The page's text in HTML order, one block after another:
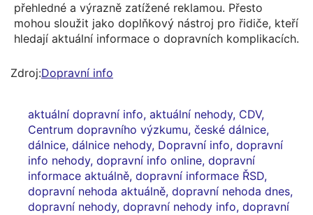
přehledné a výrazně zatížené reklamou. Přesto
mohou sloužit jako doplňkový nástroj pro řidiče, kteří
hledají aktuální informace o dopravních komplikacích.
Zdroj:Dopravní info
aktuální dopravní info, aktuální nehody, CDV,
Centrum dopravního výzkumu, české dálnice,
dálnice, dálnice nehody, Dopravní info, dopravní
info nehody, dopravní info online, dopravní
informace aktuálně, dopravní informace ŘSD,
dopravní nehoda aktuálně, dopravní nehoda dnes,
dopravní nehody, dopravní nehody info, dopravní